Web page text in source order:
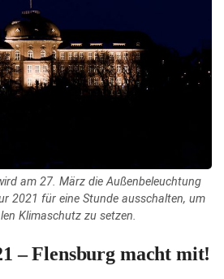
am 27. März die Außenbeleuchtung
2021 für eine Stunde ausschalten, um
Klimaschutz zu setzen.
– Flensburg macht mit!